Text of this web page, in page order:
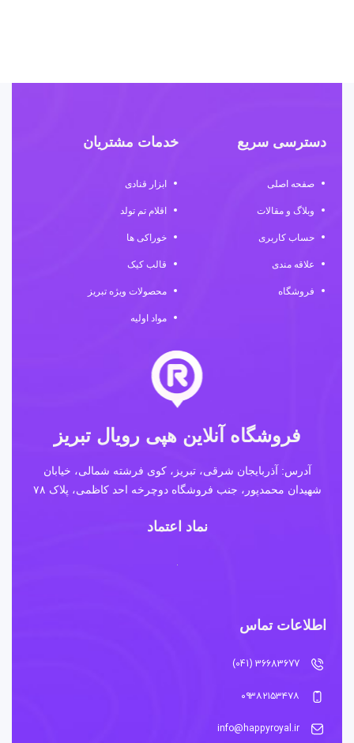
دسترسی سریع
صفحه اصلی
وبلاگ و مقالات
حساب کاربری
علاقه مندی
فروشگاه
خدمات مشتریان
ابزار قنادی
اقلام تم تولد
خوراکی ها
قالب کیک
محصولات ویژه تبریز
مواد اولیه
فروشگاه آنلاین هپی رویال تبریز
آدرس: آذربایجان شرقی، تبریز، کوی فرشته شمالی، خیابان
شهیدان محمدپور، جنب فروشگاه دوچرخه احد کاظمی، پلاک ۷۸
نماد اعتماد
اطلاعات تماس
36683677 (041)
۰۹۳۸۲۱۵۳۴۷۸
info@happyroyal.ir